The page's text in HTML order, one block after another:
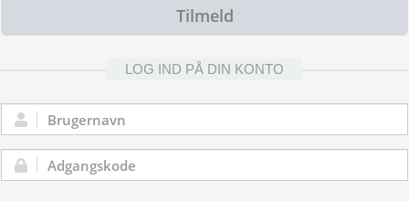
Tilmeld
LOG IND PÅ DIN KONTO
Brugernavn:
Adgangskode: